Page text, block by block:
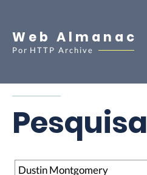
Web Almanac
Por HTTP Archive
Pesquisa
Pesquisa